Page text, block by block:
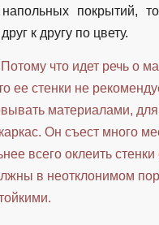
покрытий,
к другу по цвету.
что идет речь о
ее стенки не
материалами,
Он съест много
всего оклеить
в неотклонимом